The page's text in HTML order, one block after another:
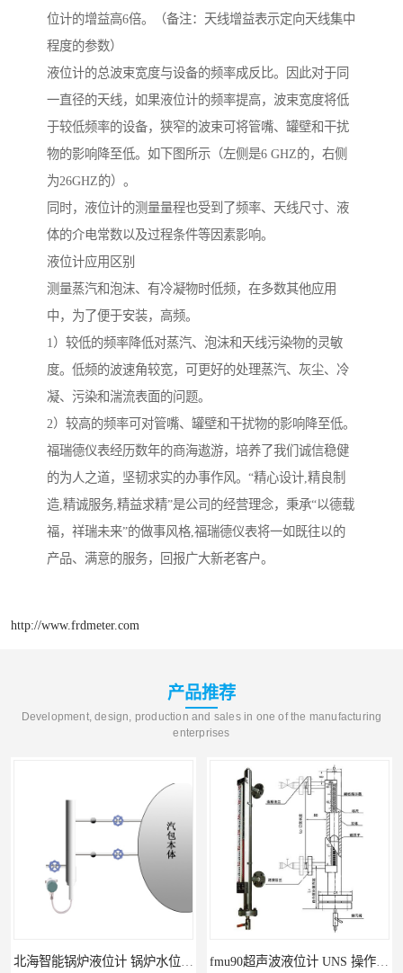
位计的增益高6倍。（备注：天线增益表示定向天线集中
程度的参数）
液位计的总波束宽度与设备的频率成反比。因此对于同
一直径的天线，如果液位计的频率提高，波束宽度将低
于较低频率的设备，狭窄的波束可将管嘴、罐壁和干扰
物的影响降至低。如下图所示（左侧是6 GHZ的，右侧
为26GHZ的）。
同时，液位计的测量量程也受到了频率、天线尺寸、液
体的介电常数以及过程条件等因素影响。
液位计应用区别
测量蒸汽和泡沫、有冷凝物时低频，在多数其他应用
中，为了便于安装，高频。
1）较低的频率降低对蒸汽、泡沫和天线污染物的灵敏
度。低频的波速角较宽，可更好的处理蒸汽、灰尘、冷
凝、污染和湍流表面的问题。
2）较高的频率可对管嘴、罐壁和干扰物的影响降至低。
福瑞德仪表经历数年的商海遨游，培养了我们诚信稳健
的为人之道，坚韧求实的办事作风。“精心设计,精良制
造,精诚服务,精益求精”是公司的经营理念，秉承“以德载
福，祥瑞未来”的做事风格,福瑞德仪表将一如既往以的
产品、满意的服务，回报广大新老客户。
http://www.frdmeter.com
产品推荐
Development, design, production and sales in one of the manufacturing
enterprises
北海智能锅炉液位计 锅炉水位计厂商 自动适应自动校准 fmu90超声波液位计 UNS 操作简单